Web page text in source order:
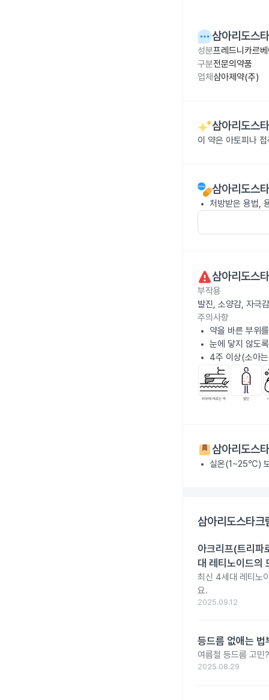
삼아리도스
성분프레드니카르
구분전문의약품
업체 삼아제약(주)
삼아리도스
이 약은 아토피나
삼아리도스
처방받은 용법,
삼아리도스
부작용
발진, 소양감, 자극
주의사항
약을 바른 부위
눈에 닿지 않도
4주 이상(소아
삼아리도스
실온(1~25℃)
삼아리도스타
아크리프(트리파
대 레티노이드의
최신 4세대 레티노
요.
2025.09.12
등드름 없애는 법
여름철 등드름 고민
2025.08.29